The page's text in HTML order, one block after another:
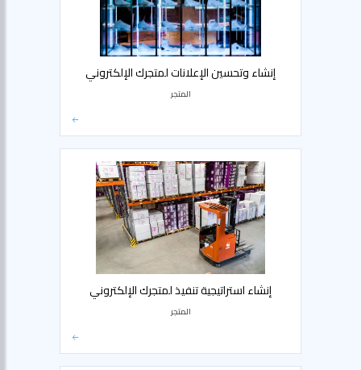
إنشاء وتحسين الإعلانات لمتجرك الإلكتروني
المتجر
إنشاء استراتيجية تنفيذ لمتجرك الإلكتروني
المتجر